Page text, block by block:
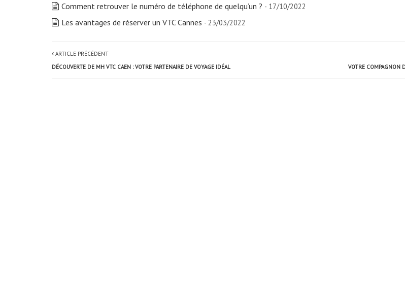
Comment retrouver le numéro de téléphone de quelqu’un ? - 17/10/2022
Les avantages de réserver un VTC Cannes - 23/03/2022
ARTICLE PRÉCÉDENT
DÉCOUVERTE DE MH VTC CAEN : VOTRE PARTENAIRE DE VOYAGE IDÉAL
VOTRE COMPAGNON